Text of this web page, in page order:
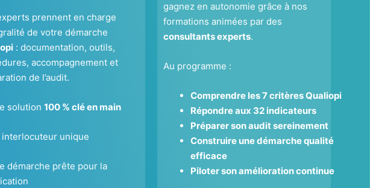
prennent en charge
de votre démarche
: documentation, outils,
accompagnement et
de l’audit.
solution 100 % clé en main
unique
démarche prête pour la
gagnez en autonomie grâce à nos
formations animées par des
consultants experts.
Au programme :
Comprendre les 7 critères Qualiopi
Répondre aux 32 indicateurs
Préparer son audit sereinement
Construire une démarche qualité
efficace
Piloter son amélioration continue